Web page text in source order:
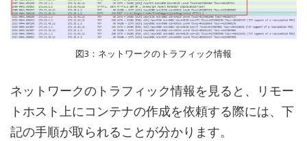
図3：ネットワークのトラフィック情報
ネットワークのトラフィック情報を見ると、リモー
トホスト上にコンテナの作成を依頼する際には、下
記の手順が取られることが分かります。